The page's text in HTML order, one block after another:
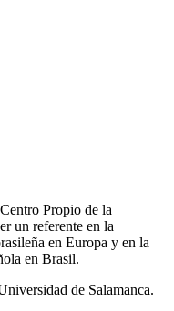
Propio de la
un referente en la
en Europa y en la
en Brasil.
de Salamanca.